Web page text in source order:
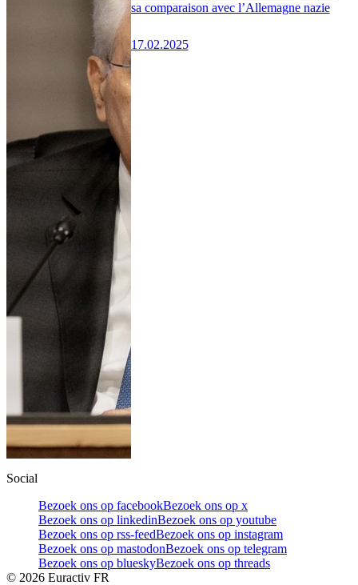
sa comparaison avec l’Allemagne nazie
17.02.2025
Social
Bezoek ons op facebookBezoek ons op x
Bezoek ons op linkedinBezoek ons op youtube
Bezoek ons op rss-feedBezoek ons op instagram
Bezoek ons op mastodonBezoek ons op telegram
Bezoek ons op blueskyBezoek ons op threads
© 2026 Euractiv FR